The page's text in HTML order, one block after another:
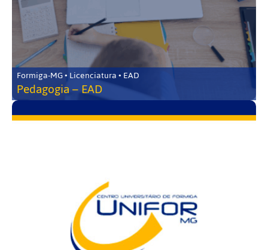
Formiga-MG • Licenciatura • EAD
Pedagogia – EAD